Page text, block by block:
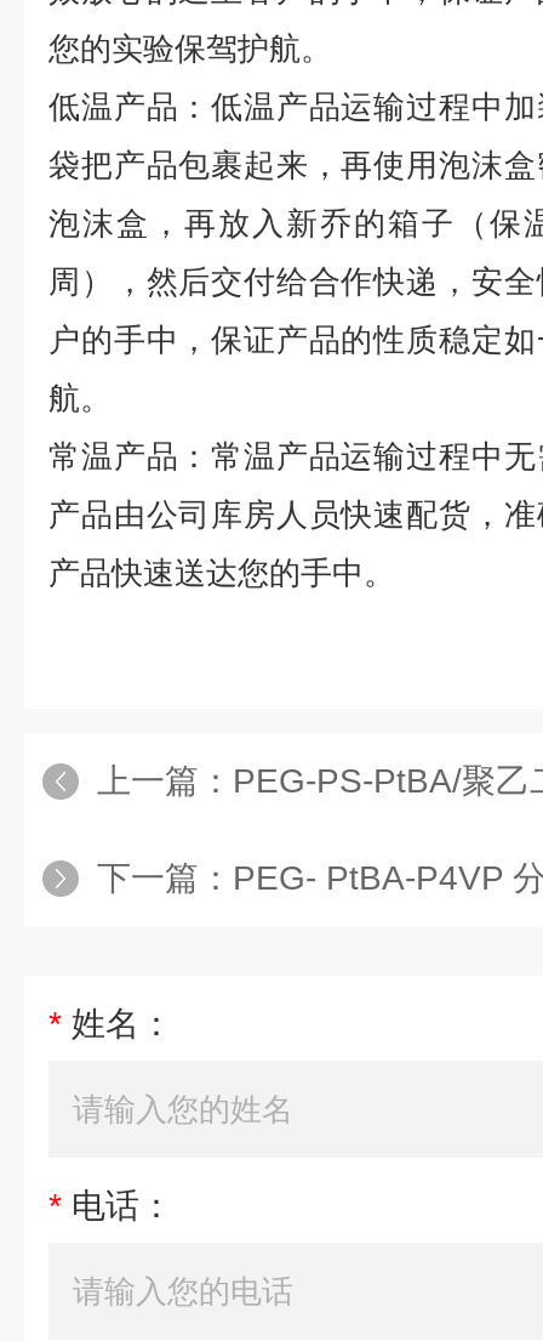
您的实验保驾护航。
低温产品：低温产品运输过程中
袋把产品包裹起来，再使用泡沫
泡沫盒，再放入新乔的箱子（保
周），然后交付给合作快递，安
户的手中，保证产品的性质稳定
航。
常温产品：常温产品运输过程中
产品由公司库房人员快速配货，
产品快速送达您的手中。
上一篇： PEG-PS-PtBA/聚乙二醇聚苯乙
下一篇： PEG- PtBA-P4VP 分子量可选/聚乙二醇聚
* 姓名：
* 电话：